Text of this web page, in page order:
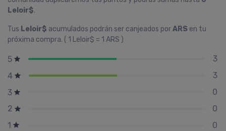
Leloir$.
Tus Leloir$ acumulados podrán ser canjeados porARS en tu
próxima compra. ( 1 Leloir$ = 1 ARS )
5
3
4
3
3
0
2
0
1
0